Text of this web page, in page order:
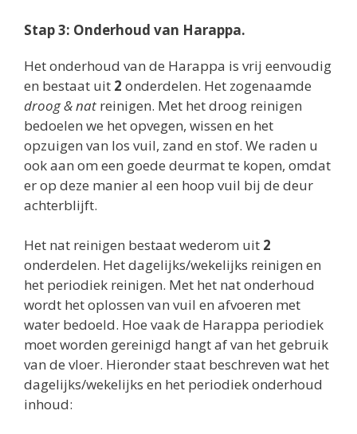
Stap 3: Onderhoud van Harappa.
Het onderhoud van de Harappa is vrij eenvoudig
en bestaat uit 2 onderdelen. Het zogenaamde
droog & nat reinigen. Met het droog reinigen
bedoelen we het opvegen, wissen en het
opzuigen van los vuil, zand en stof. We raden u
ook aan om een goede deurmat te kopen, omdat
er op deze manier al een hoop vuil bij de deur
achterblijft.
Het nat reinigen bestaat wederom uit 2
onderdelen. Het dagelijks/wekelijks reinigen en
het periodiek reinigen. Met het nat onderhoud
wordt het oplossen van vuil en afvoeren met
water bedoeld. Hoe vaak de Harappa periodiek
moet worden gereinigd hangt af van het gebruik
van de vloer. Hieronder staat beschreven wat het
dagelijks/wekelijks en het periodiek onderhoud
inhoud: